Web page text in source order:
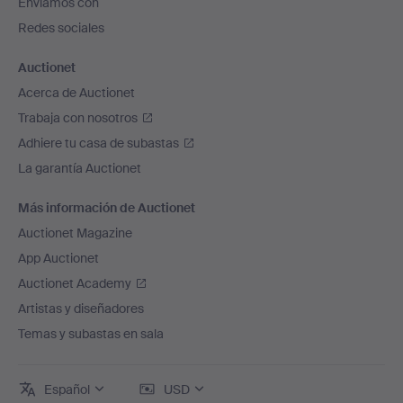
página
Redes sociales
Auctionet
Acerca de Auctionet
Trabaja con nosotros
Adhiere tu casa de subastas
La garantía Auctionet
Más información de Auctionet
Auctionet Magazine
App Auctionet
Auctionet Academy
Artistas y diseñadores
Temas y subastas en sala
Español USD